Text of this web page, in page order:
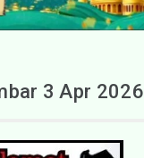
3 Apr 2026